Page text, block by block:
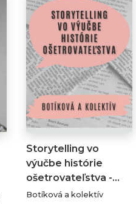
Storytelling vo
výučbe histórie
ošetrovateľstva -…
Botíková a kolektív